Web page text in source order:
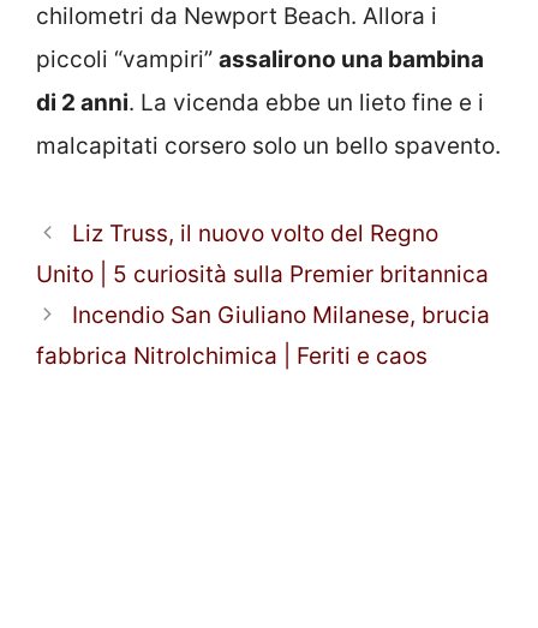
chilometri da Newport Beach. Allora i
piccoli “vampiri” assalirono una bambina
di 2 anni. La vicenda ebbe un lieto fine e i
malcapitati corsero solo un bello spavento.
Liz Truss, il nuovo volto del Regno
Unito | 5 curiosità sulla Premier britannica
Incendio San Giuliano Milanese, brucia
fabbrica Nitrolchimica | Feriti e caos